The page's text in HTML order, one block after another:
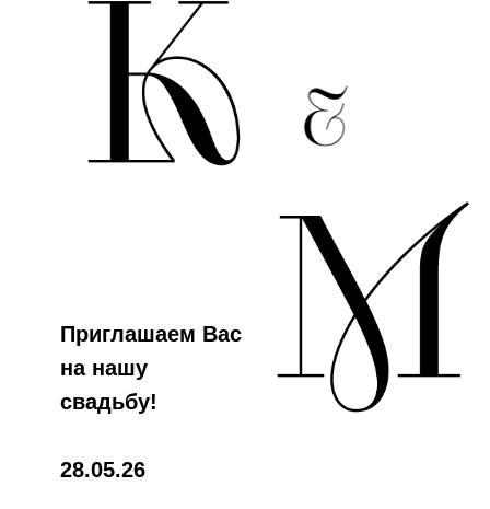
Приглашаем Вас
на нашу
свадьбу!
28.05.26